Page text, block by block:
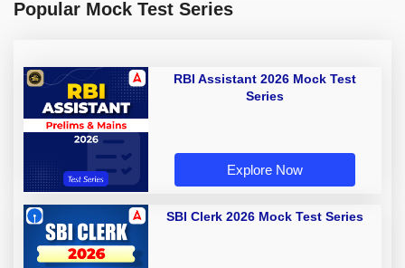
Popular Mock Test Series
RBI Assistant 2026 Mock Test
Series
Explore Now
SBI Clerk 2026 Mock Test Series